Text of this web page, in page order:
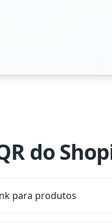
do
para produtos